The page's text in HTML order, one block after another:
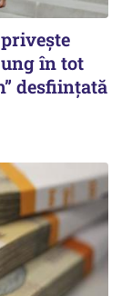
în tot
desființată